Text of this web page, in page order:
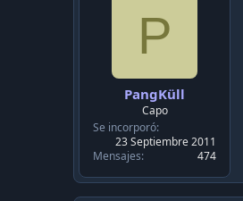
P
PangKüll
Capo
Se incorporó
23 Septiembre 2011
Mensajes
474